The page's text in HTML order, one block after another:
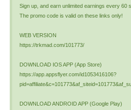
Sign up, and earn unlimited earnings every 60
The promo code is valid on these links only!
WEB VERSION
https://trkmad.com/101773/
DOWNLOAD IOS APP (App Store)
https://app.appsflyer.com/id1053416106?
DOWNLOAD ANDROID APP (Google Play)